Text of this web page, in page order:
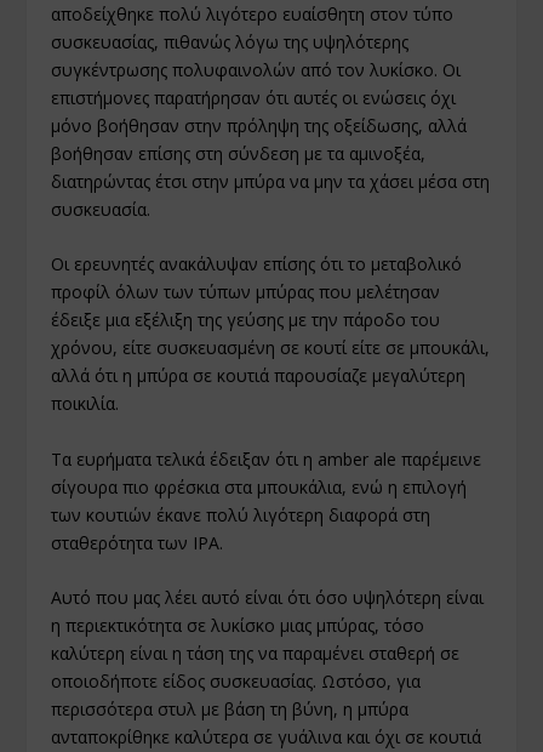
αποδείχθηκε πολύ λιγότερο ευαίσθητη στον τύπο
συσκευασίας, πιθανώς λόγω της υψηλότερης
συγκέντρωσης πολυφαινολών από τον λυκίσκο. Οι
επιστήμονες παρατήρησαν ότι αυτές οι ενώσεις όχι
μόνο βοήθησαν στην πρόληψη της οξείδωσης, αλλά
βοήθησαν επίσης στη σύνδεση με τα αμινοξέα,
διατηρώντας έτσι στην μπύρα να μην τα χάσει μέσα στη
συσκευασία.
Οι ερευνητές ανακάλυψαν επίσης ότι το μεταβολικό
προφίλ όλων των τύπων μπύρας που μελέτησαν
έδειξε μια εξέλιξη της γεύσης με την πάροδο του
χρόνου, είτε συσκευασμένη σε κουτί είτε σε μπουκάλι,
αλλά ότι η μπύρα σε κουτιά παρουσίαζε μεγαλύτερη
ποικιλία.
Τα ευρήματα τελικά έδειξαν ότι η amber ale παρέμεινε
σίγουρα πιο φρέσκια στα μπουκάλια, ενώ η επιλογή
των κουτιών έκανε πολύ λιγότερη διαφορά στη
σταθερότητα των IPA.
Αυτό που μας λέει αυτό είναι ότι όσο υψηλότερη είναι
η περιεκτικότητα σε λυκίσκο μιας μπύρας, τόσο
καλύτερη είναι η τάση της να παραμένει σταθερή σε
οποιοδήποτε είδος συσκευασίας. Ωστόσο, για
περισσότερα στυλ με βάση τη βύνη, η μπύρα
ανταποκρίθηκε καλύτερα σε γυάλινα και όχι σε κουτιά